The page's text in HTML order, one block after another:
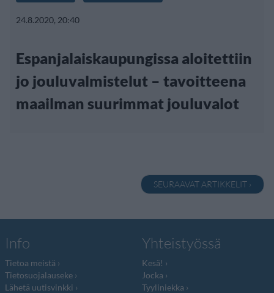
24.8.2020, 20:40
Espanjalaiskaupungissa aloitettiin
jo jouluvalmistelut – tavoitteena
maailman suurimmat jouluvalot
SEURAAVAT ARTIKKELIT ›
Info
Tietoa meistä
Tietosuojalauseke
Lähetä uutisvinkki
Yhteistyössä
Kesä!
Jocka
Tyyliniekka